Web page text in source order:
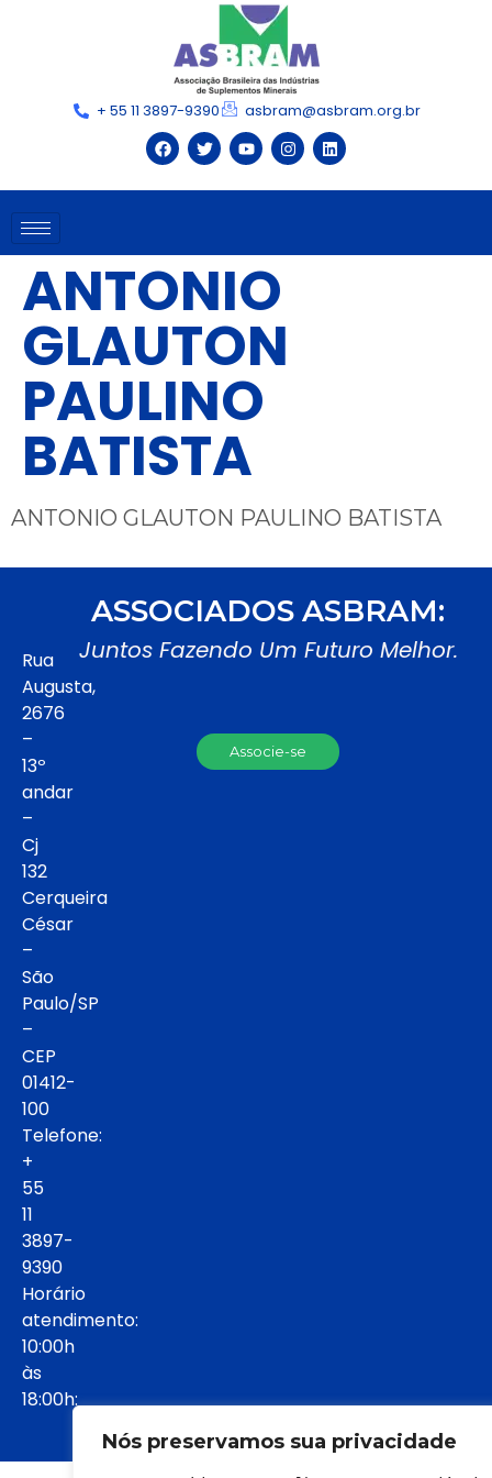
Nós preservamos sua privacidade
+ 55 11 3897-9390 asbram@asbram.org.br
ANTONIO
GLAUTON
PAULINO
BATISTA
ANTONIO GLAUTON PAULINO BATISTA
Rua
Augusta,
2676
–
13º
andar
–
Cj
132
Cerqueira
César
–
São
Paulo/SP
–
CEP
01412-
100
Telefone:
+
55
11
3897-
9390
Horário
atendimento:
10:00h
às
18:00h:
ASSOCIADOS ASBRAM:
Juntos Fazendo Um Futuro Melhor.
Associe-se